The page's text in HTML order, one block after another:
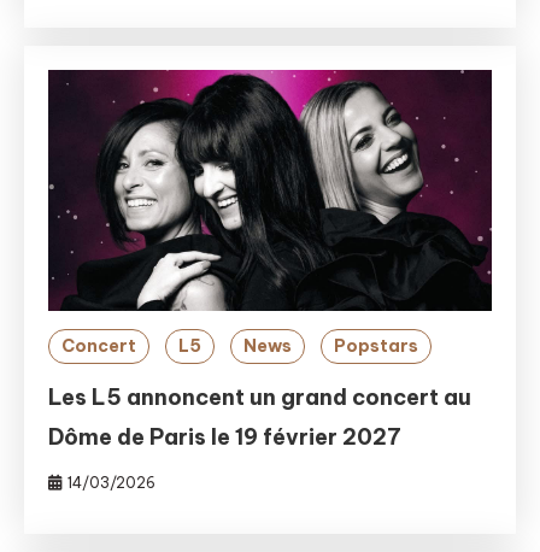
Concert L5 News Popstars
Les L5 annoncent un grand concert au
Dôme de Paris le 19 février 2027
14/03/2026